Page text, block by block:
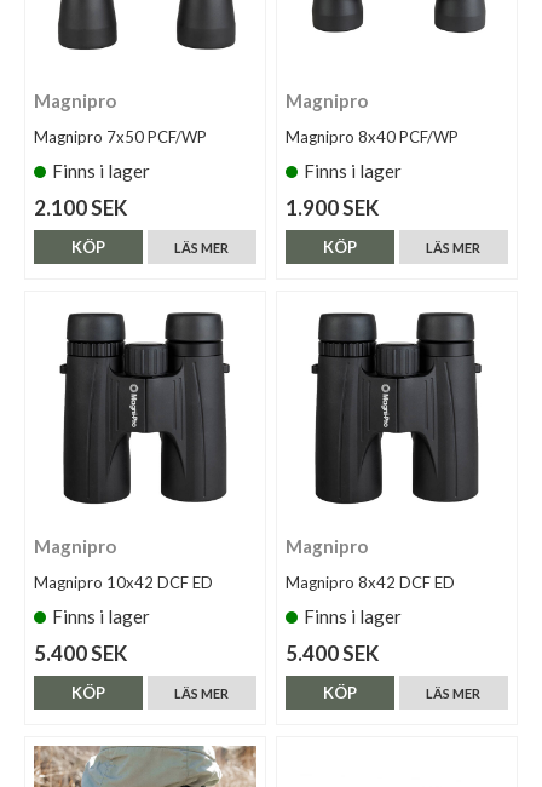
Magnipro
Magnipro 7x50 PCF/WP
Finns i lager
2.100 SEK
LÄS MER
KÖP
Magnipro
Magnipro 8x40 PCF/WP
Finns i lager
1.900 SEK
LÄS MER
KÖP
Magnipro
Magnipro 10x42 DCF ED
Finns i lager
5.400 SEK
LÄS MER
KÖP
Magnipro
Magnipro 8x42 DCF ED
Finns i lager
5.400 SEK
LÄS MER
KÖP